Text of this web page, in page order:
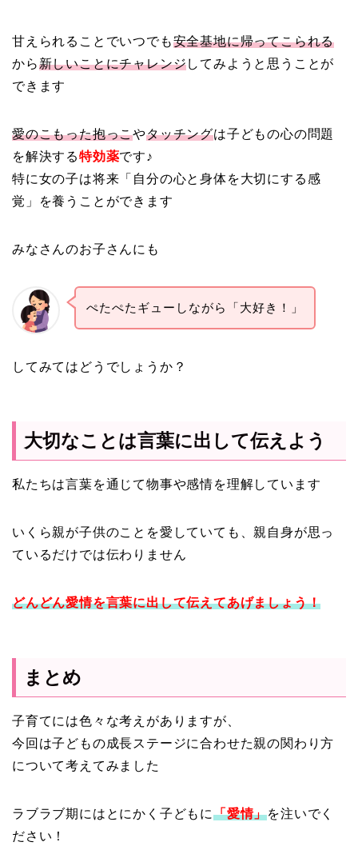
甘えられることでいつでも安全基地に帰ってこられる
から新しいことにチャレンジしてみようと思うことが
できます
愛のこもった抱っこやタッチングは子どもの心の問題
を解決する特効薬です♪
特に女の子は将来「自分の心と身体を大切にする感
覚」を養うことができます
みなさんのお子さんにも
ぺたぺたギューしながら「大好き！」
してみてはどうでしょうか？
大切なことは言葉に出して伝えよう
私たちは言葉を通じて物事や感情を理解しています
いくら親が子供のことを愛していても、親自身が思っ
ているだけでは伝わりません
どんどん愛情を言葉に出して伝えてあげましょう！
まとめ
子育てには色々な考えがありますが、
今回は子どもの成長ステージに合わせた親の関わり方
について考えてみました
ラブラブ期にはとにかく子どもに「愛情」を注いでく
ださい！